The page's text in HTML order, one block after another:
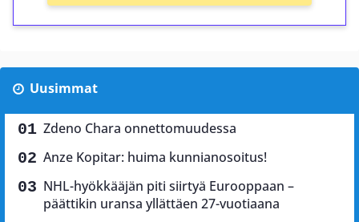
Uusimmat
Zdeno Chara onnettomuudessa
Anze Kopitar: huima kunnianosoitus!
NHL-hyökkääjän piti siirtyä Eurooppaan –
päättikin uransa yllättäen 27-vuotiaana